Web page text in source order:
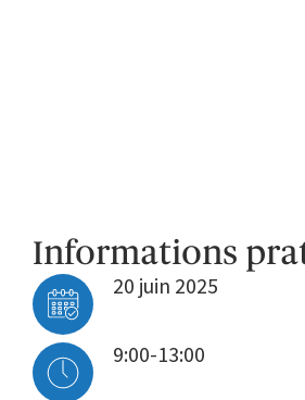
Informations
20 juin 2025
9:00-13:00